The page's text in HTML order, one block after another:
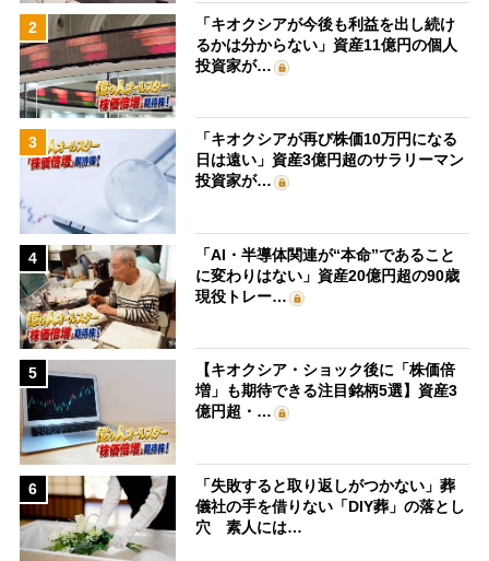
2
「キオクシアが今後も利益を出し続け
るかは分からない」資産11億円の個人
投資家が…
3
「キオクシアが再び株価10万円になる
日は遠い」資産3億円超のサラリーマン
投資家が…
4
「AI・半導体関連が“本命”であること
に変わりはない」資産20億円超の90歳
現役トレー…
5
【キオクシア・ショック後に「株価倍
増」も期待できる注目銘柄5選】資産3
億円超・…
6
「失敗すると取り返しがつかない」葬
儀社の手を借りない「DIY葬」の落とし
穴 素人には…